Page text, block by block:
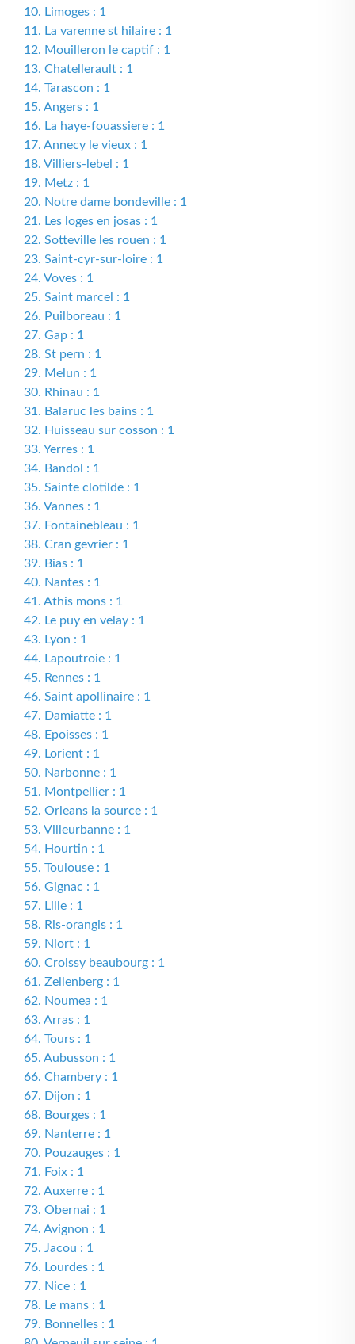
10. Limoges : 1
11. La varenne st hilaire : 1
12. Mouilleron le captif : 1
13. Chatellerault : 1
14. Tarascon : 1
15. Angers : 1
16. La haye-fouassiere : 1
17. Annecy le vieux : 1
18. Villiers-lebel : 1
19. Metz : 1
20. Notre dame bondeville : 1
21. Les loges en josas : 1
22. Sotteville les rouen : 1
23. Saint-cyr-sur-loire : 1
24. Voves : 1
25. Saint marcel : 1
26. Puilboreau : 1
27. Gap : 1
28. St pern : 1
29. Melun : 1
30. Rhinau : 1
31. Balaruc les bains : 1
32. Huisseau sur cosson : 1
33. Yerres : 1
34. Bandol : 1
35. Sainte clotilde : 1
36. Vannes : 1
37. Fontainebleau : 1
38. Cran gevrier : 1
39. Bias : 1
40. Nantes : 1
41. Athis mons : 1
42. Le puy en velay : 1
43. Lyon : 1
44. Lapoutroie : 1
45. Rennes : 1
46. Saint apollinaire : 1
47. Damiatte : 1
48. Epoisses : 1
49. Lorient : 1
50. Narbonne : 1
51. Montpellier : 1
52. Orleans la source : 1
53. Villeurbanne : 1
54. Hourtin : 1
55. Toulouse : 1
56. Gignac : 1
57. Lille : 1
58. Ris-orangis : 1
59. Niort : 1
60. Croissy beaubourg : 1
61. Zellenberg : 1
62. Noumea : 1
63. Arras : 1
64. Tours : 1
65. Aubusson : 1
66. Chambery : 1
67. Dijon : 1
68. Bourges : 1
69. Nanterre : 1
70. Pouzauges : 1
71. Foix : 1
72. Auxerre : 1
73. Obernai : 1
74. Avignon : 1
75. Jacou : 1
76. Lourdes : 1
77. Nice : 1
78. Le mans : 1
79. Bonnelles : 1